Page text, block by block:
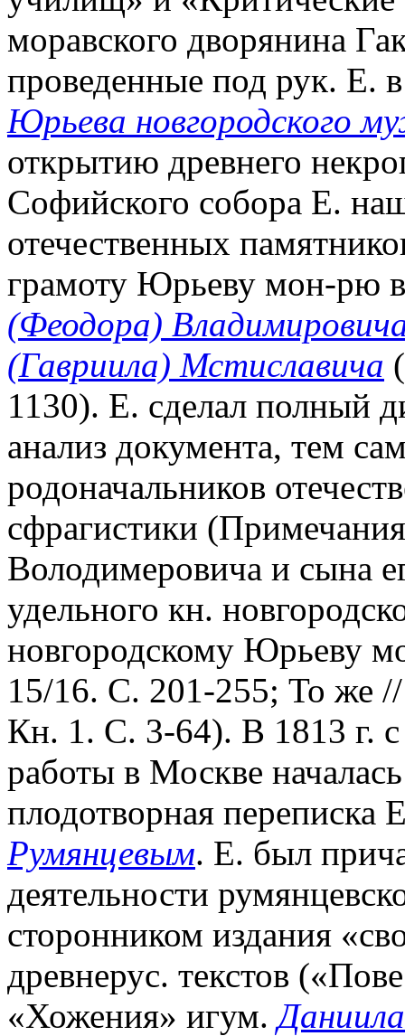
моравского дворянина
проведенные под рук. Е.
Юрьева новгородского
открытию древнего
Софийского собора Е.
отечественных
грамоту Юрьеву мон-рю
(Феодора)
(Гавриила) Мстиславича
1130). Е. сделал полный
анализ документа, тем
родоначальников
сфрагистики
Володимеровича и сына
удельного кн.
новгородскому Юрьеву
15/16. С. 201-255; То же
Кн. 1. С. 3-64). В 1813 г. с
работы в Москве
плодотворная
Румянцевым. Е. был
деятельности
сторонником издания
древнерус. текстов
«Хожения» игум.Даниила